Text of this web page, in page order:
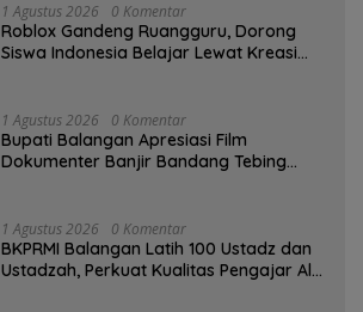
1 Agustus 2026 0 Komentar
Roblox Gandeng Ruangguru, Dorong
Siswa Indonesia Belajar Lewat Kreasi
1 Agustus 2026 0 Komentar
Bupati Balangan Apresiasi Film
Dokumenter Banjir Bandang Tebing
1 Agustus 2026 0 Komentar
BKPRMI Balangan Latih 100 Ustadz dan
Ustadzah, Perkuat Kualitas Pengajar Al-